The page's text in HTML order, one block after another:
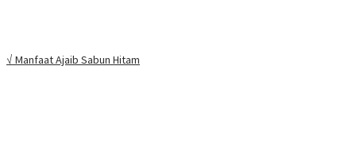
√ Manfaat Ajaib Sabun Hitam